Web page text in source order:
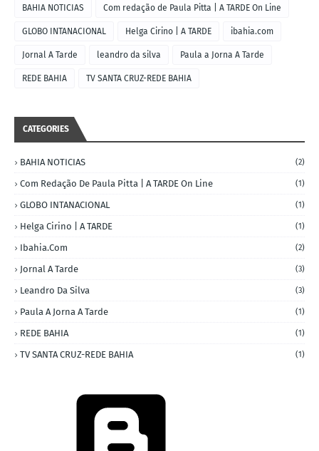
BAHIA NOTICIAS Com redação de Paula Pitta | A TARDE On Line
GLOBO INTANACIONAL Helga Cirino | A TARDE ibahia.com
Jornal A Tarde leandro da silva Paula a Jorna A Tarde
REDE BAHIA TV SANTA CRUZ-REDE BAHIA
CATEGORIES
BAHIA NOTICIAS (2)
Com Redação De Paula Pitta | A TARDE On Line (1)
GLOBO INTANACIONAL (1)
Helga Cirino | A TARDE (1)
Ibahia.com (2)
Jornal A Tarde (3)
Leandro Da Silva (3)
Paula A Jorna A Tarde (1)
REDE BAHIA (1)
TV SANTA CRUZ-REDE BAHIA (1)